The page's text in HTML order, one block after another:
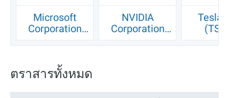
รับแนวต้าน วาดเส้นเทรนด์ หรือระบุจุดเบรกเอาต์ที่เป็นไปได้ ผสาน
สัญญาณเหล่านี้กับพฤติกรรมราคาล่าสุดเพื่อสร้างภาพความเสี่ยงและ
โอกาสที่ชัดเจนขึ้นในแต่ละหุ้น ไม่ว่าคุณจะเตรียมไอเดียการเทรดหรือเพียง
ติดตามว็อทช์ลิสต์ กราฟเหล่านี้ช่วยให้คุณทบทวนการเคลื่อนไหวระยะสั้น
และยาวในที่เดียว เลือกทิกเกอร์เพื่อดูเส้นทางราคาปัจจุบัน เปรียบเทียบการ
Microsoft
Corporation
(MSFT)
NVIDIA
Corporation
(NVDA)
Tesla,
ตราสารทั้งหมด